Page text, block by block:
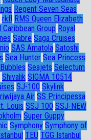
Regent Seven Seas
rkfl RMS Queen Elizabeth
Caribbean Group Royal
Sabre Saga Cruises
SAS Amatola Satoshi
Sea Hunter Sea Princess
Seajets Selectum
Shivalik SIGMA 10514
SJ-100 Skylink
Air SS Principessa
Louis SSJ 100 SSJ-NEW
Super Guppy
Symphony Symphony of
TEU TGG Istanbul